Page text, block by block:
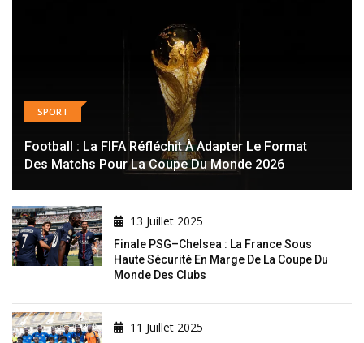
SPORT
Football : La FIFA Réfléchit À Adapter Le Format
Des Matchs Pour La Coupe Du Monde 2026
13 Juillet 2025
Finale PSG–Chelsea : La France Sous
Haute Sécurité En Marge De La Coupe Du
Monde Des Clubs
11 Juillet 2025